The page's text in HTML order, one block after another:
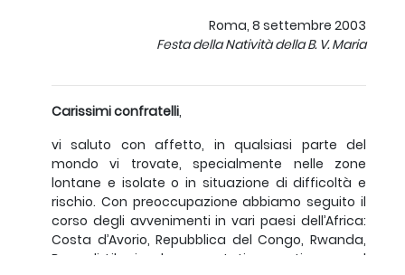
Roma, 8 settembre 2003
Festa della Natività della B. V. Maria
Carissimi confratelli,
vi saluto con affetto, in qualsiasi parte del
mondo vi trovate, specialmente nelle zone
lontane e isolate o in situazione di difficoltà e
rischio. Con preoccupazione abbiamo seguito il
corso degli avvenimenti in vari paesi dell’Africa:
Costa d’Avorio, Repubblica del Congo, Rwanda,
Burundi, Liberia, che sono stati - e continuano ad